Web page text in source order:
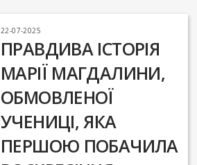
22-07-2025
ПРАВДИВА ІСТОРІЯ
МАРІЇ МАГДАЛИНИ,
ОБМОВЛЕНОЇ
УЧЕНИЦІ, ЯКА
ПЕРШОЮ ПОБАЧИЛА